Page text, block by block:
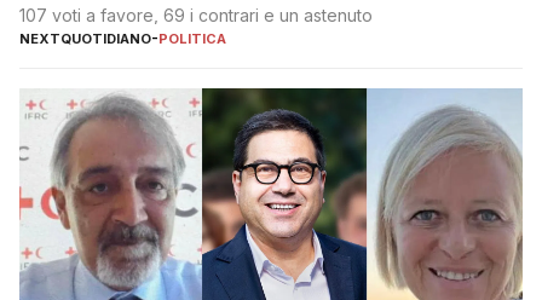
107 voti a favore, 69 i contrari e un astenuto
NEXTQUOTIDIANO-POLITICA